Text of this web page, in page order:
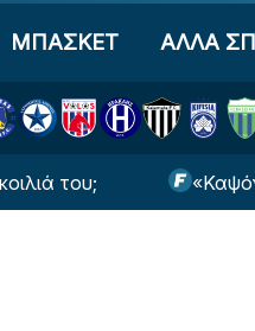
ΜΠΑΣΚΕΤ ΑΛΛΑ
«Καψόνι»